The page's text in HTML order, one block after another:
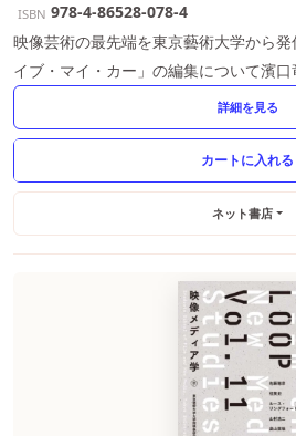
ISBN 978-4-86528-078-4
映像芸術の最先端を東京藝術大学から
イブ・マイ・カー」の編集について濱
詳細を見る
ネット書店